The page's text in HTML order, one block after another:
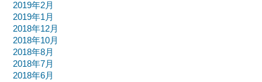
2019年2月
2019年1月
2018年12月
2018年10月
2018年8月
2018年7月
2018年6月